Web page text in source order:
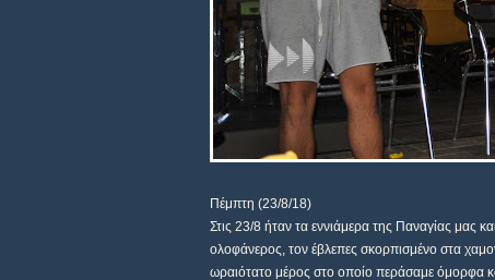
Πέμπτη (23/8/18)
Στις 23/8 ήταν τα εννιάμερα της Παναγίας μας
ολοφάνερος, τον έβλεπες σκορπισμένο στα
ωραιότατο μέρος στο οποίο περάσαμε όμορφα